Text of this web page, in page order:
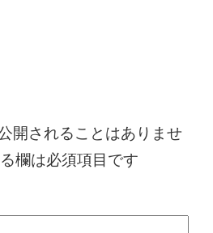
開されることはありませ
欄は必須項目です